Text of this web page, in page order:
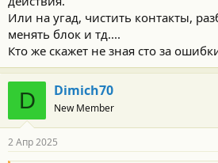
Или на угад, чистить контакты,
менять блок и тд....
Кто же скажет не зная сто за
D Dimich70
New Member
2 Апр 2025